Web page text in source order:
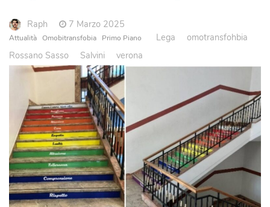
Raph 7 Marzo 2025
Attualità Omobitransfobia Primo Piano Lega
omotransfohbia
Rossano Sasso
Salvini verona